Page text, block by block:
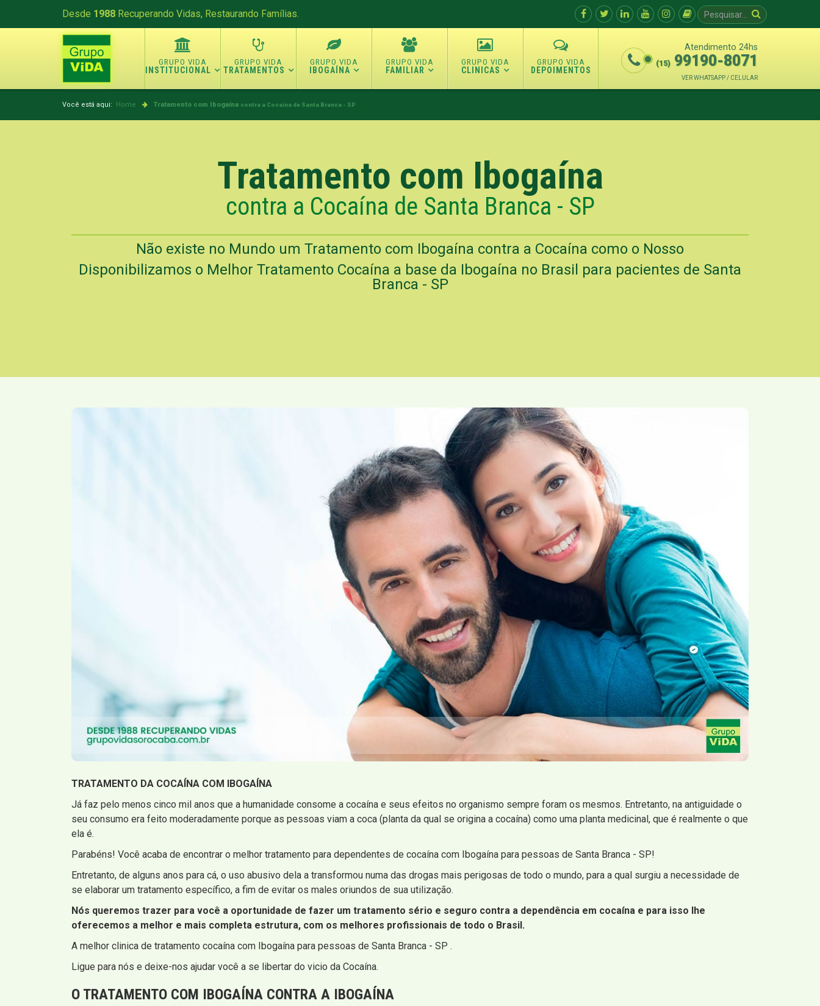
Desde 1988 Recuperando Vidas, Restaurando Famílias.
INSTITUCIONAL TRATAMENTOS IBOGAÍNA FAMILIAR CLINICAS DEPOIMENTOS
Atendimento 24hs
(15) 99190-8071
VER WHATSAPP / CELULAR
Você está aqui: Home Tratamento com Ibogaína contra a Cocaína de Santa Branca - SP
Tratamento com Ibogaína
contra a Cocaína de Santa Branca - SP
Não existe no Mundo um Tratamento com Ibogaína contra a Cocaína como o Nosso
Disponibilizamos o Melhor Tratamento Cocaína a base da Ibogaína no Brasil para pacientes de Santa
Branca - SP
TRATAMENTO DA COCAÍNA COM IBOGAÍNA
Já faz pelo menos cinco mil anos que a humanidade consome a cocaína e seus efeitos no organismo sempre foram os mesmos. Entretanto, na antiguidade o
seu consumo era feito moderadamente porque as pessoas viam a coca (planta da qual se origina a cocaína) como uma planta medicinal, que é realmente o que
ela é.
Parabéns! Você acaba de encontrar o melhor tratamento para dependentes de cocaína com Ibogaína para pessoas de Santa Branca - SP!
Entretanto, de alguns anos para cá, o uso abusivo dela a transformou numa das drogas mais perigosas de todo o mundo, para a qual surgiu a necessidade de
se elaborar um tratamento específico, a fim de evitar os males oriundos de sua utilização.
Nós queremos trazer para você a oportunidade de fazer um tratamento sério e seguro contra a dependência em cocaína e para isso lhe
oferecemos a melhor e mais completa estrutura, com os melhores profissionais de todo o Brasil.
A melhor clinica de tratamento cocaína com Ibogaína para pessoas de Santa Branca - SP .
Ligue para nós e deixe-nos ajudar você a se libertar do vicio da Cocaína.
O TRATAMENTO COM IBOGAÍNA CONTRA A IBOGAÍNA